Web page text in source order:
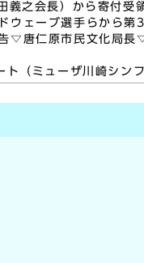
之会長）から寄付
ェーブ選手らから
▽唐仁原市民文化局
（ミューザ川崎シンフ